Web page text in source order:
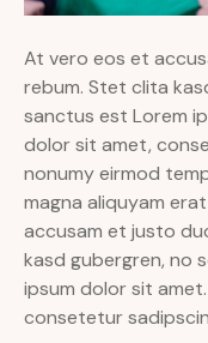
At vero eos et
rebum. Stet clita
sanctus est Lorem
dolor sit amet,
nonumy eirmod
magna aliquyam
accusam et justo
kasd gubergren, no
ipsum dolor sit
consetetur